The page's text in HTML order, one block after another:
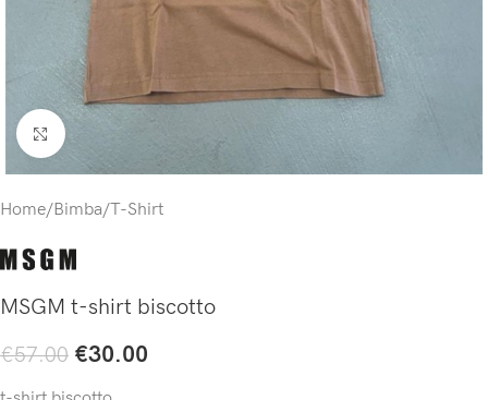
Click to enlarge
Home/Bimba/T-Shirt
MSGM t-shirt biscotto
€57.00 €30.00